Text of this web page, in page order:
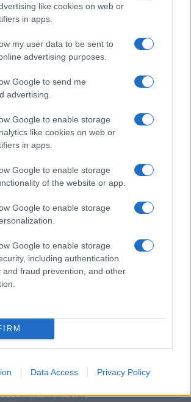
like cookies on web or
in apps.
my user data to be sent to
advertising purposes.
Google to send me
advertising.
Google to enable storage
like cookies on web or
in apps.
Google to enable storage
of the website or app.
Google to enable storage
Google to enable storage
including authentication
and fraud prevention, and other
Data Access Privacy Policy
424. Nadzorništvo Vuzenica - Območje Orlice
429. Nadzorništvo Ravne - Območje Prevalje
423. Nadzorništvo Vuzenica - Območje Mute
Policija pričakala letalo s Korošico po
Tomaž Klančnik na vrhu svetovnega
sodniške ekipe za finale svetovnega
vodniku Falstaff 2026